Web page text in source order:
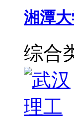
湘潭
综合